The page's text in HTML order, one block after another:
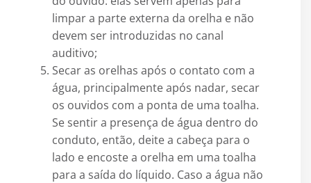
limpar a parte externa da orelha e não
devem ser introduzidas no canal
auditivo;
Secar as orelhas após o contato com a
água, principalmente após nadar, secar
os ouvidos com a ponta de uma toalha.
Se sentir a presença de água dentro do
conduto, então, deite a cabeça para o
lado e encoste a orelha em uma toalha
para a saída do líquido. Caso a água não